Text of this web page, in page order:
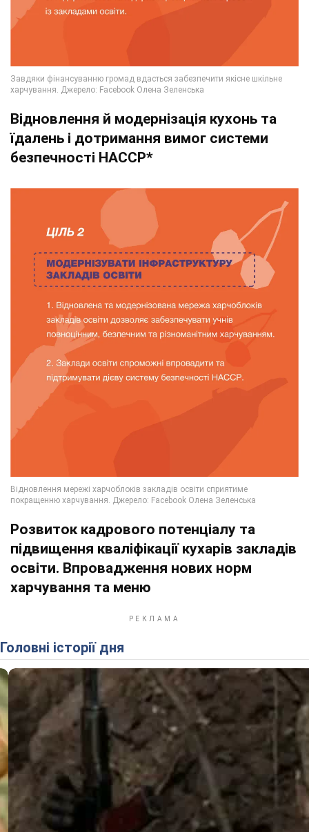
Відновлення й модернізація кухонь та
їдалень і дотримання вимог системи
безпечності НАССР*
Розвиток кадрового потенціалу та
підвищення кваліфікації кухарів закладів
освіти. Впровадження нових норм
харчування та меню
Головні історії дня